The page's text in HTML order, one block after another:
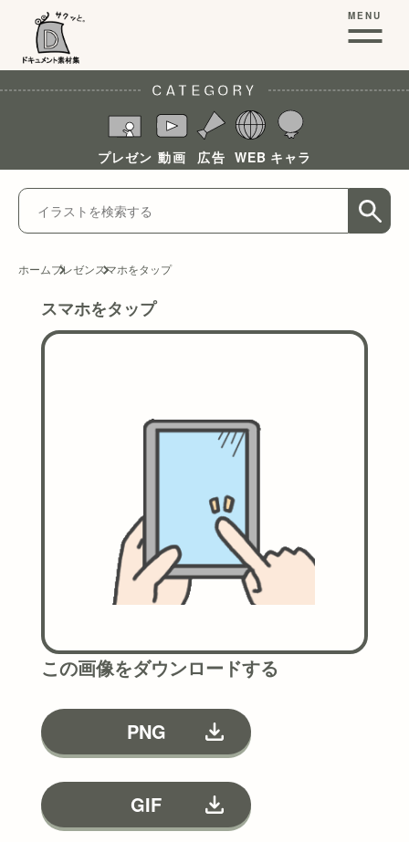
MENU
CATEGORY
プレゼン 動画 広告 WEB キャラ
ホームプレゼンスマホをタップ
スマホをタップ
この画像をダウンロードする
PNG
GIF